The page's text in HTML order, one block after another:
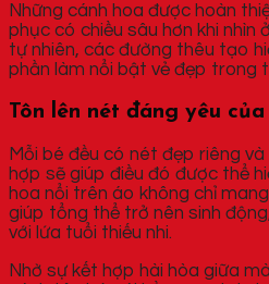
Những cánh hoa được hoàn
phục có chiều sâu hơn khi nhìn
tự nhiên, các đường thêu tạo
phần làm nổi bật vẻ đẹp trong
Tôn lên nét đáng yêu
Mỗi bé đều có nét đẹp riêng
hợp sẽ giúp điều đó được thể
hoa nổi trên áo không chỉ
giúp tổng thể trở nên sinh
với lứa tuổi thiếu nhi.
Nhờ sự kết hợp hài hòa giữa